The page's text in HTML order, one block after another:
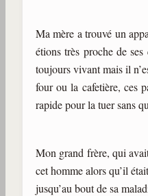
Ma mère a trouvé un
étions très proche de
toujours vivant mais il
four ou la cafetière, ces
rapide pour la tuer sans
Mon grand frère, qui
cet homme alors qu’il
jusqu’au bout de sa